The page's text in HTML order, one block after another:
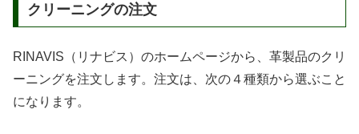
クリーニングの注文
RINAVIS（リナビス）のホームページから、革製品のクリ
ーニングを注文します。注文は、次の４種類から選ぶこと
になります。